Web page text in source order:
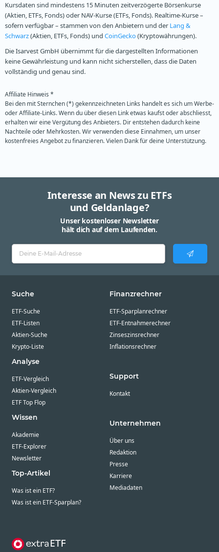
Kursdaten sind mindestens 15 Minuten zeitverzögerte Börsenkurse
(Aktien, ETFs, Fonds) oder NAV-Kurse (ETFs, Fonds). Realtime-Kurse –
sofern verfügbar – stammen von den Anbietern und der Lang &
Schwarz(Aktien, ETFs, Fonds) und CoinGecko(Kryptowährungen).
Die Isarvest GmbH übernimmt für die dargestellten Informationen
keine Gewährleistung und kann nicht sicherstellen, dass die Daten
vollständig und genau sind.
Affiliate Hinweis *
Bei den mit Sternchen (*) gekennzeichneten Links handelt es sich um Werbe-
oder Affiliate-Links. Wenn du über diesen Link etwas kaufst oder abschliesst,
erhalten wir eine Vergütung des Anbieters. Dir entstehen dadurch keine
Nachteile oder Mehrkosten. Wir verwenden diese Einnahmen, um unser
kostenfreies Angebot zu finanzieren. Vielen Dank für deine Unterstützung.
Interesse an News zu ETFs
und Geldanlage?
Unser kostenloser Newsletter
hält dich auf dem Laufenden.
Suche
ETF-Suche
ETF-Listen
Aktien-Suche
Krypto-Liste
Analyse
ETF-Vergleich
Aktien-Vergleich
ETF Top Flop
Wissen
Akademie
ETF-Explorer
Newsletter
Top-Artikel
Was ist ein ETF?
Was ist ein ETF-Sparplan?
Finanzrechner
ETF-Sparplanrechner
ETF-Entnahmerechner
Zinseszinsrechner
Inflationsrechner
Support
Kontakt
Unternehmen
Über uns
Redaktion
Presse
Karriere
Mediadaten